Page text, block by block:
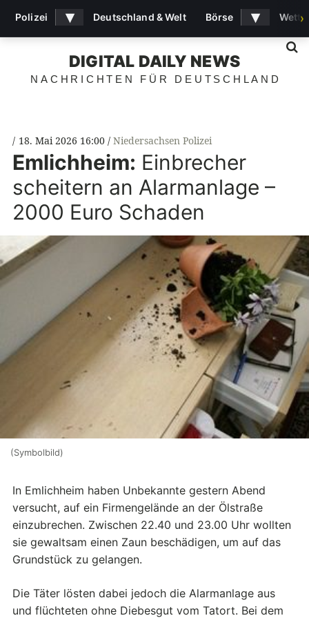
DIGITAL DAILY NEWS
NACHRICHTEN FÜR DEUTSCHLAND
18. Mai 2026 16:00 Niedersachsen Polizei
Emlichheim: Einbrecher
scheitern an Alarmanlage –
2000 Euro Schaden
(Symbolbild)
In Emlichheim haben Unbekannte gestern Abend
versucht, auf ein Firmengelände an der Ölstraße
einzubrechen. Zwischen 22.40 und 23.00 Uhr wollten
sie gewaltsam einen Zaun beschädigen, um auf das
Grundstück zu gelangen.
Die Täter lösten dabei jedoch die Alarmanlage aus
und flüchteten ohne Diebesgut vom Tatort. Bei dem
Polizei ▾ Deutschland & Welt Börse ▾ ›